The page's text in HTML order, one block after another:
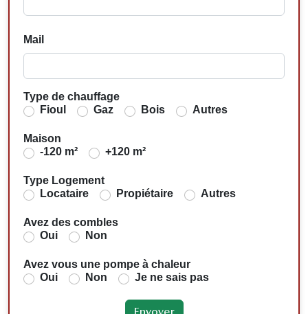
Mail
Type de chauffage
Fioul
Gaz Bois Autres
Maison
-120 m²
+120 m²
Type Logement
Locataire
Propiétaire Autres
Avez des combles
Oui
Non
Avez vous une pompe à chaleur
Oui
Non Je ne sais pas